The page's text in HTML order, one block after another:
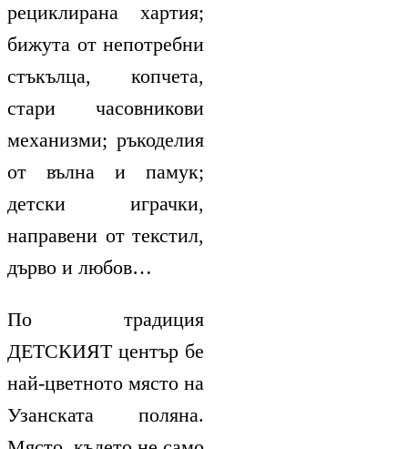
рециклирана хартия;
бижута от непотребни
стъкълца, копчета,
стари часовникови
механизми; ръкоделия
от вълна и памук;
детски играчки,
направени от текстил,
дърво и любов…
По традиция
ДЕТСКИЯТ център бе
най-цветното място на
Узанската поляна.